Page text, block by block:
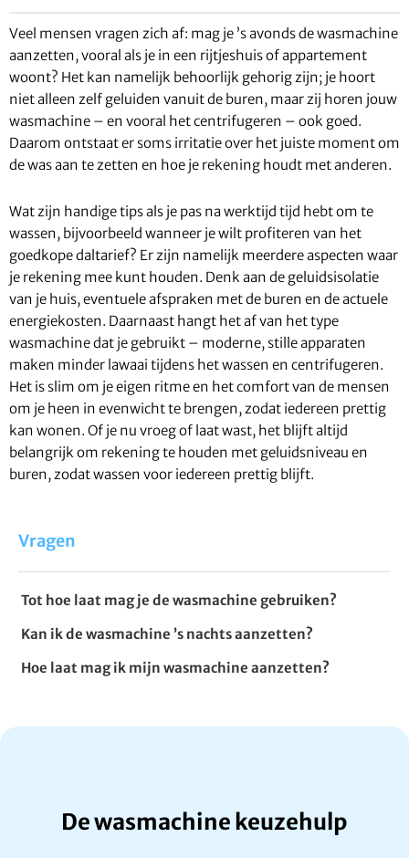
Veel mensen vragen zich af: mag je ’s avonds de wasmachine
aanzetten, vooral als je in een rijtjeshuis of appartement
woont? Het kan namelijk behoorlijk gehorig zijn; je hoort
niet alleen zelf geluiden vanuit de buren, maar zij horen jouw
wasmachine – en vooral het centrifugeren – ook goed.
Daarom ontstaat er soms irritatie over het juiste moment om
de was aan te zetten en hoe je rekening houdt met anderen.
Wat zijn handige tips als je pas na werktijd tijd hebt om te
wassen, bijvoorbeeld wanneer je wilt profiteren van het
goedkope daltarief? Er zijn namelijk meerdere aspecten waar
je rekening mee kunt houden. Denk aan de geluidsisolatie
van je huis, eventuele afspraken met de buren en de actuele
energiekosten. Daarnaast hangt het af van het type
wasmachine dat je gebruikt – moderne, stille apparaten
maken minder lawaai tijdens het wassen en centrifugeren.
Het is slim om je eigen ritme en het comfort van de mensen
om je heen in evenwicht te brengen, zodat iedereen prettig
kan wonen. Of je nu vroeg of laat wast, het blijft altijd
belangrijk om rekening te houden met geluidsniveau en
buren, zodat wassen voor iedereen prettig blijft.
Vragen
Tot hoe laat mag je de wasmachine gebruiken?
Kan ik de wasmachine ’s nachts aanzetten?
Hoe laat mag ik mijn wasmachine aanzetten?
De wasmachine keuzehulp